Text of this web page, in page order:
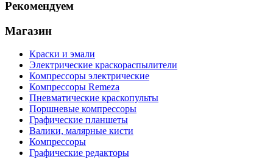
Рекомендуем
Магазин
Краски и эмали
Электрические краскораспылители
Компрессоры электрические
Компрессоры Remeza
Пневматические краскопульты
Поршневые компрессоры
Графические планшеты
Валики, малярные кисти
Компрессоры
Графические редакторы